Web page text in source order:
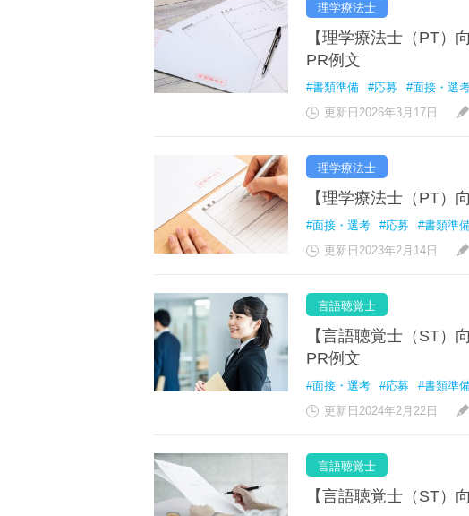
理学療法士
【理学療法士（PT）
PR例文
#書類準備 #応募
#面接・選
更新日2026年3月17日
理学療法士
【理学療法士（PT）
#面接・選考 #応募
#書類準
更新日2023年2月14日
言語聴覚士
【言語聴覚士（ST）
PR例文
#面接・選考 #応募
#書類準
更新日2024年2月22日
言語聴覚士
【言語聴覚士（ST）